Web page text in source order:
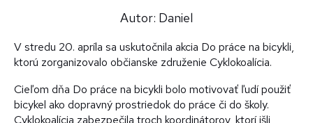
Autor: Daniel
V stredu 20. apríla sa uskutočnila akcia Do práce na bicykli,
ktorú zorganizovalo občianske združenie Cyklokoalícia.
Cieľom dňa Do práce na bicykli bolo motivovať ľudí použiť
bicykel ako dopravný prostriedok do práce či do školy.
Cyklokoalícia zabezpečila troch koordinátorov, ktorí išli